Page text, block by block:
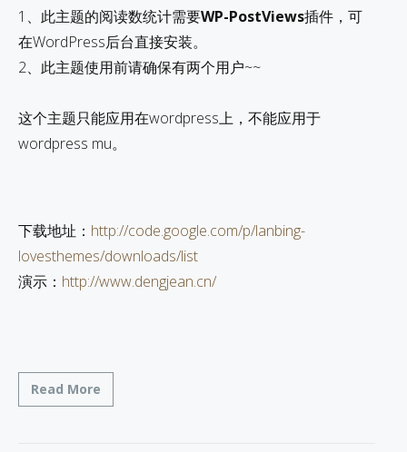
1、此主题的阅读数统计需要WP-PostViews插件，可
在WordPress后台直接安装。
2、此主题使用前请确保有两个用户~~
这个主题只能应用在wordpress上，不能应用于
wordpress mu。
下载地址： http://code.google.com/p/lanbing-
lovesthemes/downloads/list
演示： http://www.dengjean.cn/
Read More